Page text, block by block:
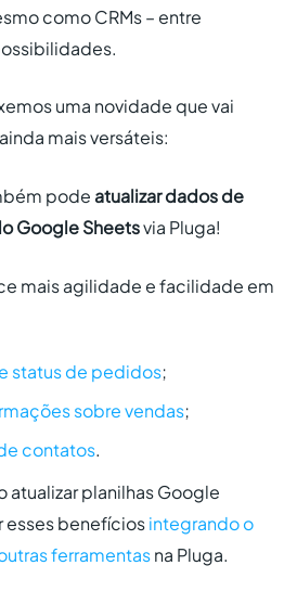
como CRMs – entre
uma novidade que vai
mais versáteis:
pode atualizar dados de
Google Sheetsvia Pluga!
mais agilidade e facilidade em
status de pedidos;
sobre vendas;
contatos.
atualizar planilhas Google
benefíciosintegrando o
ferramentasna Pluga.